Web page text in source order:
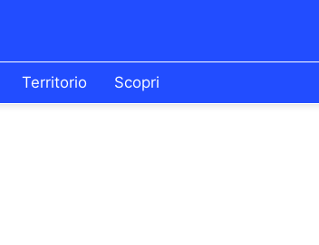
Territorio Scopri